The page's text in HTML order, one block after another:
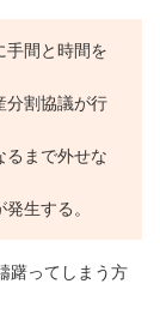
間と時間を
分割協議が行
まで外せな
生する。
躇ってしまう方